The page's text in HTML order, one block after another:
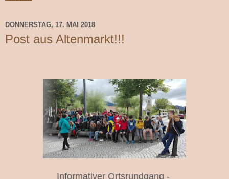
DONNERSTAG, 17. MAI 2018
Post aus Altenmarkt!!!
Informativer Ortsrundgang -